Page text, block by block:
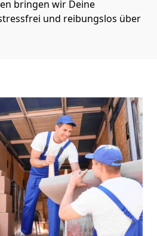
bringen wir Deine
und reibungslos über